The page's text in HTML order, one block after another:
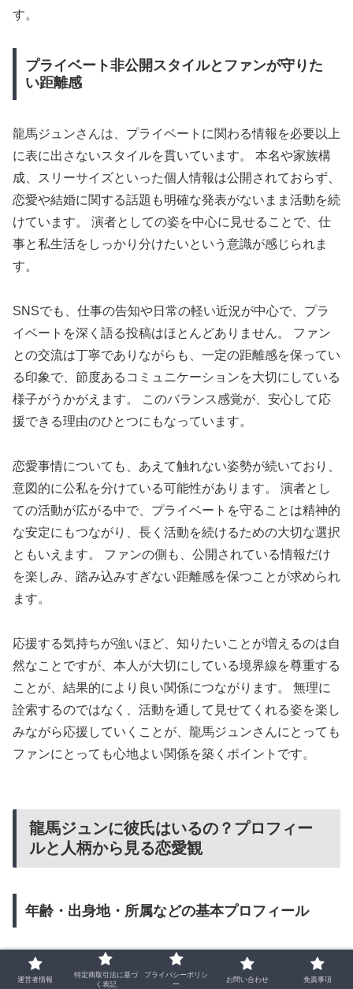
す。
プライベート非公開スタイルとファンが守りた
い距離感
龍馬ジュンさんは、プライベートに関わる情報を必要以上
に表に出さないスタイルを貫いています。 本名や家族構
成、スリーサイズといった個人情報は公開されておらず、
恋愛や結婚に関する話題も明確な発表がないまま活動を続
けています。 演者としての姿を中心に見せることで、仕
事と私生活をしっかり分けたいという意識が感じられま
す。
SNSでも、仕事の告知や日常の軽い近況が中心で、プラ
イベートを深く語る投稿はほとんどありません。 ファン
との交流は丁寧でありながらも、一定の距離感を保ってい
る印象で、節度あるコミュニケーションを大切にしている
様子がうかがえます。 このバランス感覚が、安心して応
援できる理由のひとつにもなっています。
恋愛事情についても、あえて触れない姿勢が続いており、
意図的に公私を分けている可能性があります。 演者とし
ての活動が広がる中で、プライベートを守ることは精神的
な安定にもつながり、長く活動を続けるための大切な選択
ともいえます。 ファンの側も、公開されている情報だけ
を楽しみ、踏み込みすぎない距離感を保つことが求められ
ます。
応援する気持ちが強いほど、知りたいことが増えるのは自
然なことですが、本人が大切にしている境界線を尊重する
ことが、結果的により良い関係につながります。 無理に
詮索するのではなく、活動を通して見せてくれる姿を楽し
みながら応援していくことが、龍馬ジュンさんにとっても
ファンにとっても心地よい関係を築くポイントです。
龍馬ジュンに彼氏はいるの？プロフィー
ルと人柄から見る恋愛観
年齢・出身地・所属などの基本プロフィール
運営者情報
特定商取引法に基づ
く表記
プライバシーポリシ
ー
お問い合わせ 免責事項